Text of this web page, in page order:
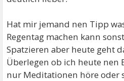
Hat mir jemand nen Tipp
Regentag machen kann
Spatzieren aber heute geht
Überlegen ob ich heute nen
nur Meditationen höre oder